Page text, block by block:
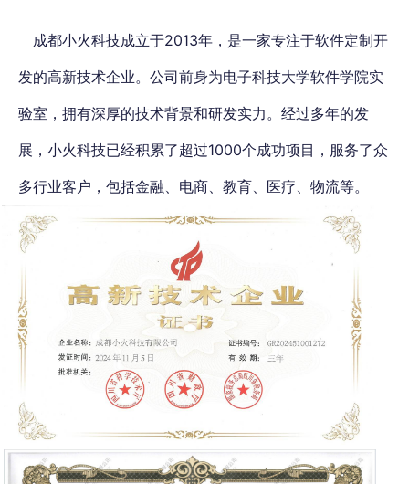
成都小火科技成立于2013年，是一家专注于软件定制开
发的高新技术企业。公司前身为电子科技大学软件学院实
验室，拥有深厚的技术背景和研发实力。经过多年的发
展，小火科技已经积累了超过1000个成功项目，服务了众
多行业客户，包括金融、电商、教育、医疗、物流等。